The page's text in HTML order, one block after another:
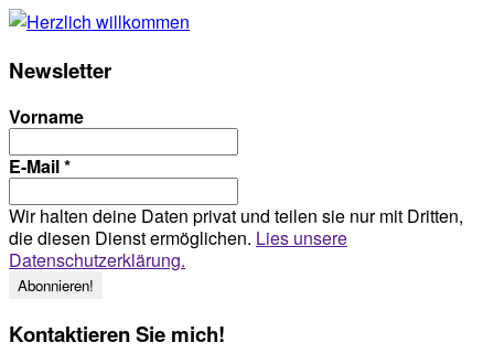
Newsletter
Vorname
E-Mail*
Wir halten deine Daten privat und teilen sie nur mit Dritten,
die diesen Dienst ermöglichen. Lies unsere
Datenschutzerklärung.
Kontaktieren Sie mich!